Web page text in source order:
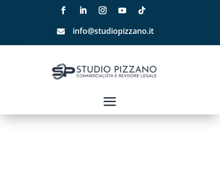
 info@studiopizzano.it